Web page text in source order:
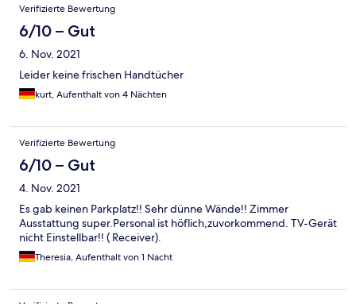
Verifizierte Bewertung
6/10 – Gut
6. Nov. 2021
Leider keine frischen Handtücher
kurt, Aufenthalt von 4 Nächten
Verifizierte Bewertung
6/10 – Gut
4. Nov. 2021
Es gab keinen Parkplatz!! Sehr dünne Wände!! Zimmer
Ausstattung super.Personal ist höflich,zuvorkommend. TV-Gerät
nicht Einstellbar!! ( Receiver).
Theresia, Aufenthalt von 1 Nacht